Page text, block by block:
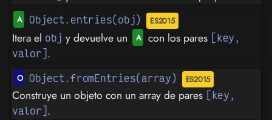
Object.entries(obj)
Itera el obj y devuelve un con los pares [key,
valor].
Object.fromEntries(array)
Construye un objeto con un array de pares [key,
valor].